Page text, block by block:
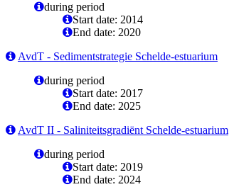
during period
Start date: 2014
End date: 2020
AvdT - Sedimentstrategie Schelde-estuarium
during period
Start date: 2017
End date: 2025
AvdT II - Saliniteitsgradiënt Schelde-estuarium
during period
Start date: 2019
End date: 2024